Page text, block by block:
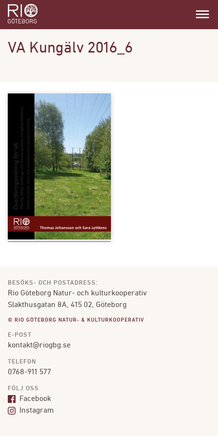
dehaze
VA Kungälv 2016_6
BESÖKS- OCH POSTADRESS:
Rio Göteborg Natur- och kulturkooperativ
Slakthusgatan 8A, 415 02, Göteborg
© RIO GÖTEBORG NATUR- & KULTURKOOPERATIV
E-POST
kontakt@riogbg.se
TELEFON
0768-911 577
FÖLJ OSS
Facebook
Instagram